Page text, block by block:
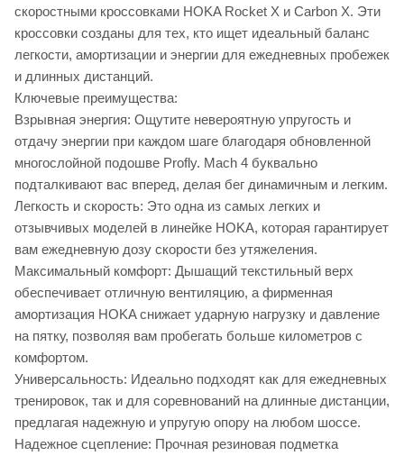
скоростными кроссовками HOKA Rocket X и Carbon X. Эти
кроссовки созданы для тех, кто ищет идеальный баланс
легкости, амортизации и энергии для ежедневных пробежек
и длинных дистанций.
Ключевые преимущества:
Взрывная энергия: Ощутите невероятную упругость и
отдачу энергии при каждом шаге благодаря обновленной
многослойной подошве Profly. Mach 4 буквально
подталкивают вас вперед, делая бег динамичным и легким.
Легкость и скорость: Это одна из самых легких и
отзывчивых моделей в линейке HOKA, которая гарантирует
вам ежедневную дозу скорости без утяжеления.
Максимальный комфорт: Дышащий текстильный верх
обеспечивает отличную вентиляцию, а фирменная
амортизация HOKA снижает ударную нагрузку и давление
на пятку, позволяя вам пробегать больше километров с
комфортом.
Универсальность: Идеально подходят как для ежедневных
тренировок, так и для соревнований на длинные дистанции,
предлагая надежную и упругую опору на любом шоссе.
Надежное сцепление: Прочная резиновая подметка